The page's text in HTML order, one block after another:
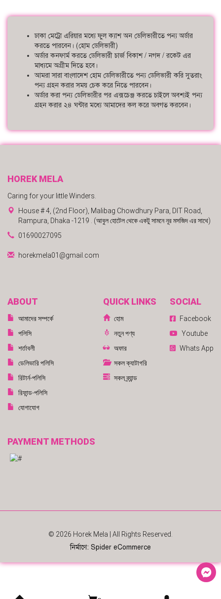
ঢাকা মেট্রো এরিয়ার মধ্যে ফুল ক্যাশ অন ডেলিভারীতে পন্য অর্ডার
করতে পারবেন। (হোম ডেলিভারী)
অর্ডার কনফার্ম করতে ডেলিভারী চার্জ বিকাশ / নগদ / রকেট এর
মাধ্যমে অগ্রীম দিতে হবে।
আমরা সারা বাংলাদেশ হোম ডেলিভারীতে পন্য ডেলিভারী করি সুতরাং
পন্য গ্রহন করার সময় চেক করে নিতে পারবেন।
অর্ডার করা পন্য ডেলিভারীর পর এক্সচেঞ্জ করতে চাইলে অবশ্যই পন্য
গ্রহন করার ২৪ ঘন্টার মধ্যে আমাদের কল করে অবগত করবেন।
HOREK MELA
Caring for your little Winders.
House # 4, (2nd Floor), Malibag Chowdhury Para, DIT Road,
Rampura, Dhaka -1219 . (আবুল হোটেল থেকে একটু সামনে নূর মসজিদ এর সাথে)
01690027095
horekmela01@gmail.com
ABOUT
আমাদের সম্পর্কে
পলিসি
শর্তাবলী
ডেলিভারি পলিসি
রিটার্ন-পলিসি
রিফান্ড-পলিসি
যোগাযোগ
QUICK LINKS
হোম
নতুন পণ্য
অফার
সকল ক্যাটাগরি
সকল ব্র্যান্ড
SOCIAL
Facebook
Youtube
Whats App
PAYMENT METHODS
© 2026 Horek Mela | All Rights Reserved.
নির্মাণে: Spider eCommerce